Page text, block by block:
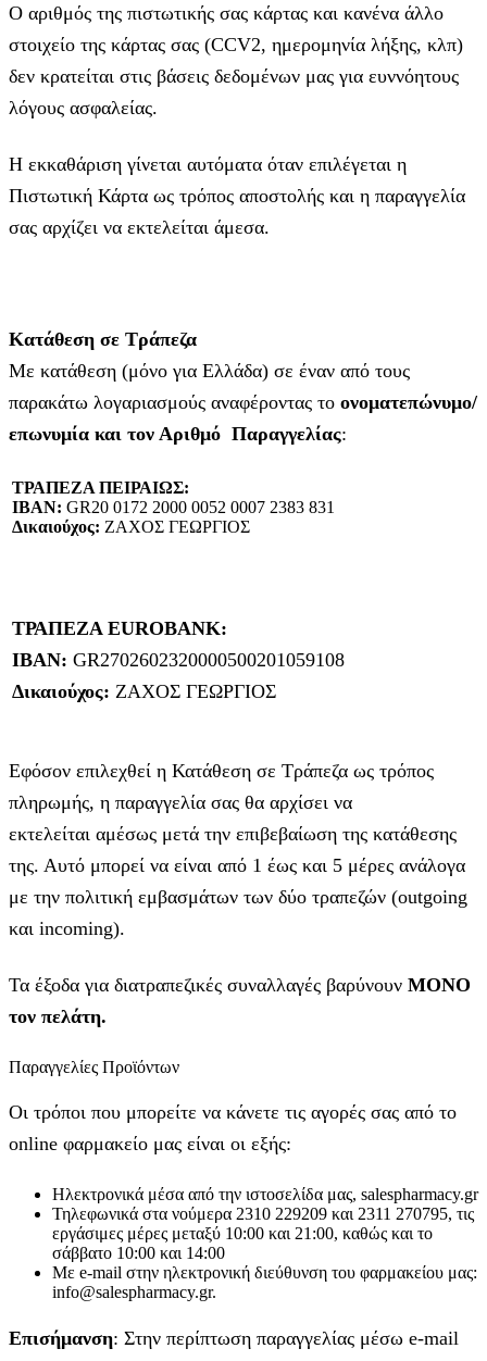
Ο αριθμός της πιστωτικής σας κάρτας και κανένα άλλο
στοιχείο της κάρτας σας (CCV2, ημερομηνία λήξης, κλπ)
δεν κρατείται στις βάσεις δεδομένων μας για ευννόητους
λόγους ασφαλείας.
Η εκκαθάριση γίνεται αυτόματα όταν επιλέγεται η
Πιστωτική Κάρτα ως τρόπος αποστολής και η παραγγελία
σας αρχίζει να εκτελείται άμεσα.
Κατάθεση σε Τράπεζα
Με κατάθεση (μόνο για Ελλάδα) σε έναν από τους
παρακάτω λογαριασμούς αναφέροντας το ονοματεπώνυμο/
επωνυμία και τον Αριθμό Παραγγελίας:
ΤΡΑΠΕΖΑ ΠΕΙΡΑΙΩΣ:
IBAN: GR20 0172 2000 0052 0007 2383 831
Δικαιούχος: ΖΑΧΟΣ ΓΕΩΡΓΙΟΣ
ΤΡΑΠΕΖΑ EUROBANK:
IBAN: GR2702602320000500201059108
Δικαιούχος: ΖΑΧΟΣ ΓΕΩΡΓΙΟΣ
Εφόσον επιλεχθεί η Κατάθεση σε Τράπεζα ως τρόπος
πληρωμής, η παραγγελία σας θα αρχίσει να
εκτελείται αμέσως μετά την επιβεβαίωση της κατάθεσης
της. Αυτό μπορεί να είναι από 1 έως και 5 μέρες ανάλογα
με την πολιτική εμβασμάτων των δύο τραπεζών (outgoing
και incoming).
Τα έξοδα για διατραπεζικές συναλλαγές βαρύνουν MONO
τον πελάτη.
Παραγγελίες Προϊόντων
Οι τρόποι που μπορείτε να κάνετε τις αγορές σας από το
online φαρμακείο μας είναι οι εξής:
Ηλεκτρονικά μέσα από την ιστοσελίδα μας, salespharmacy.gr
Τηλεφωνικά στα νούμερα 2310 229209 και 2311 270795, τις
εργάσιμες μέρες μεταξύ 10:00 και 21:00, καθώς και το
σάββατο 10:00 και 14:00
Με e-mail στην ηλεκτρονική διεύθυνση του φαρμακείου μας:
info@salespharmacy.gr.
Επισήμανση: Στην περίπτωση παραγγελίας μέσω e-mail